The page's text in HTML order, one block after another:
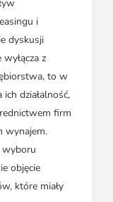
i
dyskusji
z
to w
działalność,
firm
wynajem.
wyboru
objęcie
które miały